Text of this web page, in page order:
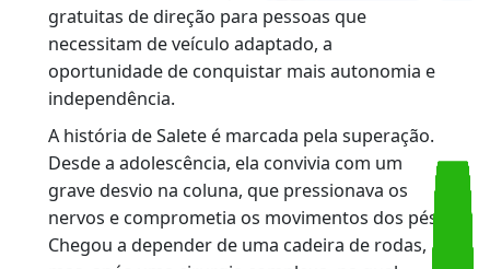
público PCD
Salete Nascimento sempre teve um sonho:
conquistar a Carteira Nacional de Habilitação
(CNH). Como pessoa com deficiência, ela
encontrou no programa Cidadania Sobre
Rodas, do Detran RJ, que oferece aulas
gratuitas de direção para pessoas que
necessitam de veículo adaptado, a